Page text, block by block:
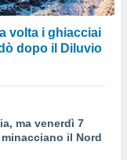
volta i ghiacciai
dopo il Diluvio
ma venerdì 7
il Nord